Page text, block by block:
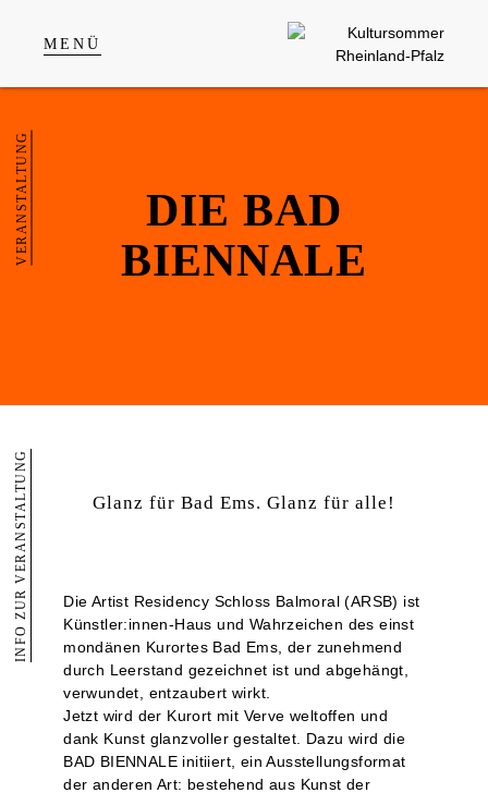
MENÜ
DIE BAD
BIENNALE
VERANSTALTUNG
INFO ZUR VERANSTALTUNG Glanz für Bad Ems. Glanz für alle!
Die Artist Residency Schloss Balmoral (ARSB) ist
Künstler:innen-Haus und Wahrzeichen des einst
mondänen Kurortes Bad Ems, der zunehmend
durch Leerstand gezeichnet ist und abgehängt,
verwundet, entzaubert wirkt.
Jetzt wird der Kurort mit Verve weltoffen und
dank Kunst glanzvoller gestaltet. Dazu wird die
BAD BIENNALE initiiert, ein Ausstellungsformat
der anderen Art: bestehend aus Kunst der